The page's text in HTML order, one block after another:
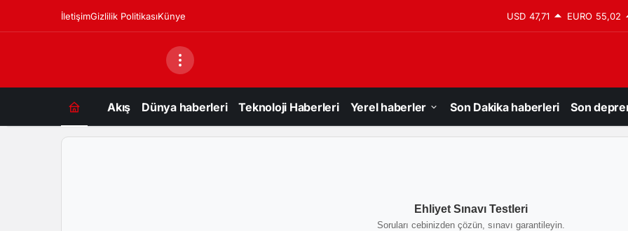
İletişimGizlilik PolitikasıKünye USD 47,71 EURO 55,02
Akış Dünya haberleri Teknoloji Haberleri Yerel haberler Son Dakika haberleri Son
Ehliyet Sınavı Testleri
Soruları cebinizden çözün, sınavı garantileyin.